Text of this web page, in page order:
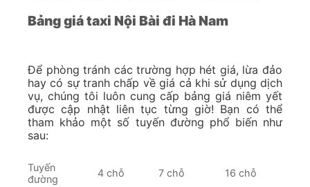
Bảng giá taxi Nội Bài đi Hà Nam
Để phòng tránh các trường hợp hét giá, lừa đảo
hay có sự tranh chấp về giá cả khi sử dụng dịch
vụ, chúng tôi luôn cung cấp bảng giá niêm yết
được cập nhật liên tục từng giờ! Bạn có thể
tham khảo một số tuyến đường phổ biến như
sau:
Tuyến
đường
4 chỗ 7 chỗ 16 chỗ